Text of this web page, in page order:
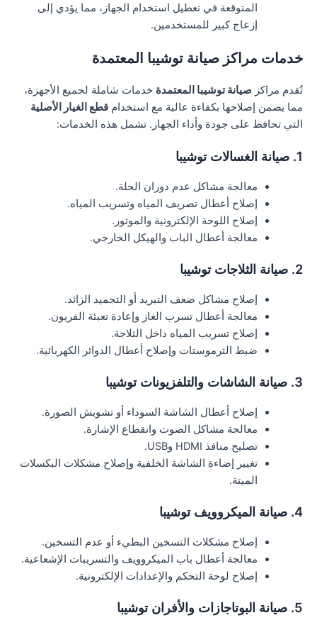
المتوقعة في تعطيل استخدام الجهاز، مما يؤدي إلى
إزعاج كبير للمستخدمين.
خدمات مراكز صيانة توشيبا المعتمدة
تُقدم مراكز صيانة توشيبا المعتمدة خدمات شاملة لجميع الأجهزة،
مما يضمن إصلاحها بكفاءة عالية مع استخدام قطع الغيار الأصلية
التي تحافظ على جودة وأداء الجهاز. تشمل هذه الخدمات:
1. صيانة الغسالات توشيبا
معالجة مشاكل عدم دوران الحلة.
إصلاح أعطال تصريف المياه وتسريب المياه.
إصلاح اللوحة الإلكترونية والموتور.
معالجة أعطال الباب والهيكل الخارجي.
2. صيانة الثلاجات توشيبا
إصلاح مشاكل ضعف التبريد أو التجميد الزائد.
معالجة أعطال تسرب الغاز وإعادة تعبئة الفريون.
إصلاح تسريب المياه داخل الثلاجة.
ضبط الثرموستات وإصلاح أعطال الدوائر الكهربائية.
3. صيانة الشاشات والتلفزيونات توشيبا
إصلاح أعطال الشاشة السوداء أو تشويش الصورة.
معالجة مشاكل الصوت وانقطاع الإشارة.
تصليح منافذ HDMI وUSB.
تغيير إضاءة الشاشة الخلفية وإصلاح مشكلات البكسلات
الميتة.
4. صيانة الميكروويف توشيبا
إصلاح مشكلات التسخين البطيء أو عدم التسخين.
معالجة أعطال باب الميكروويف والتسريبات الإشعاعية.
إصلاح لوحة التحكم والإعدادات الإلكترونية.
5. صيانة البوتاجازات والأفران توشيبا